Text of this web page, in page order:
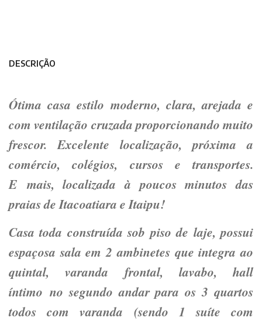
DESCRIÇÃO
Ótima casa estilo moderno, clara, arejada e
com ventilação cruzada proporcionando muito
frescor. Excelente localização, próxima a
comércio, colégios, cursos e transportes.
E mais, localizada à poucos minutos das
praias de Itacoatiara e Itaipu!
Casa toda construída sob piso de laje, possui
espaçosa sala em 2 ambinetes que integra ao
quintal, varanda frontal, lavabo, hall
íntimo no segundo andar para os 3 quartos
todos com varanda (sendo 1 suíte com